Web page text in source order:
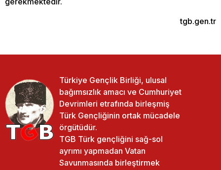
tgb.gen.tr
Türkiye Gençlik Birliği, ulusal
bağımsızlık amacı ve Cumhuriyet
Devrimleri etrafında birleşmiş
Türk Gençliğinin ortak mücadele
örgütüdür.
TGB Türk gençliğini sağ-sol
ayrımı yapmadan Vatan
Savunmasında birleştirmek